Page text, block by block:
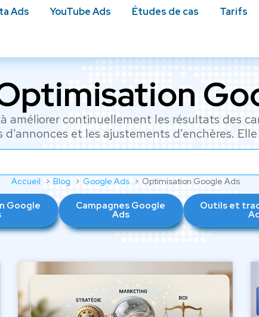
Ads YouTube Ads Études de cas​ Tarifs
améliorer continuellement les résultats des
d’annonces et les ajustements d’enchères.
Accueil Blog Google Ads Optimisation Google Ads
Google Campagnes Google
Ads
Outils et